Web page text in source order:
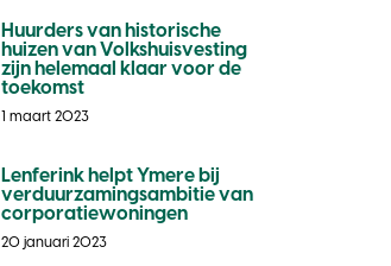
Huurders van historische
huizen van Volkshuisvesting
zijn helemaal klaar voor de
toekomst
1 maart 2023
Lenferink helpt Ymere bij
verduurzamingsambitie van
corporatiewoningen
20 januari 2023